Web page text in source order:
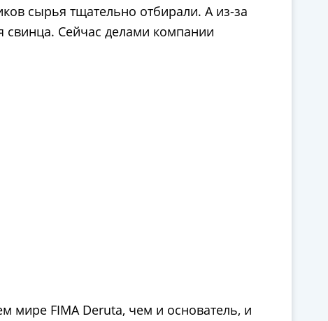
сырья тщательно отбирали. А из-за
свинца. Сейчас делами компании
мире FIMA Deruta, чем и основатель, и